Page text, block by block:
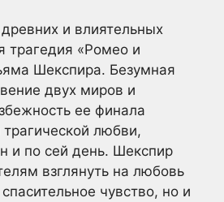
и влиятельных
трагедия «Ромео и
Шекспира. Безумная
двух миров и
ее финала
любви,
и по сей день. Шекспир
взглянуть на любовь
чувство, но и